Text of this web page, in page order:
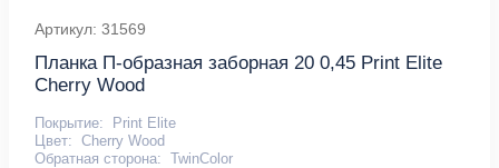
Артикул: 31569
Планка П-образная заборная 20 0,45 Print Elite
Cherry Wood
Покрытие:
Print Elite
Цвет: Cherry Wood
Обратная сторона: TwinColor